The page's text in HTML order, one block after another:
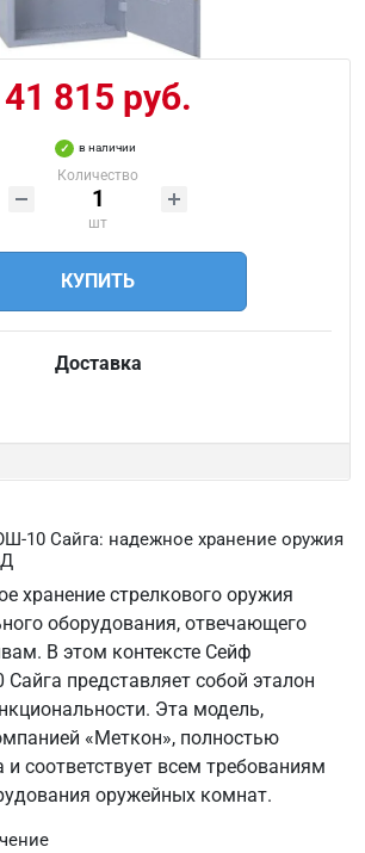
41 815 руб.
в наличии
Количество
шт
КУПИТЬ
Доставка
10 Сайга: надежное хранение оружия
хранение стрелкового оружия
оборудования, отвечающего
В этом контексте Сейф
представляет собой эталон
Эта модель,
«Меткон», полностью
соответствует всем требованиям
оружейных комнат.